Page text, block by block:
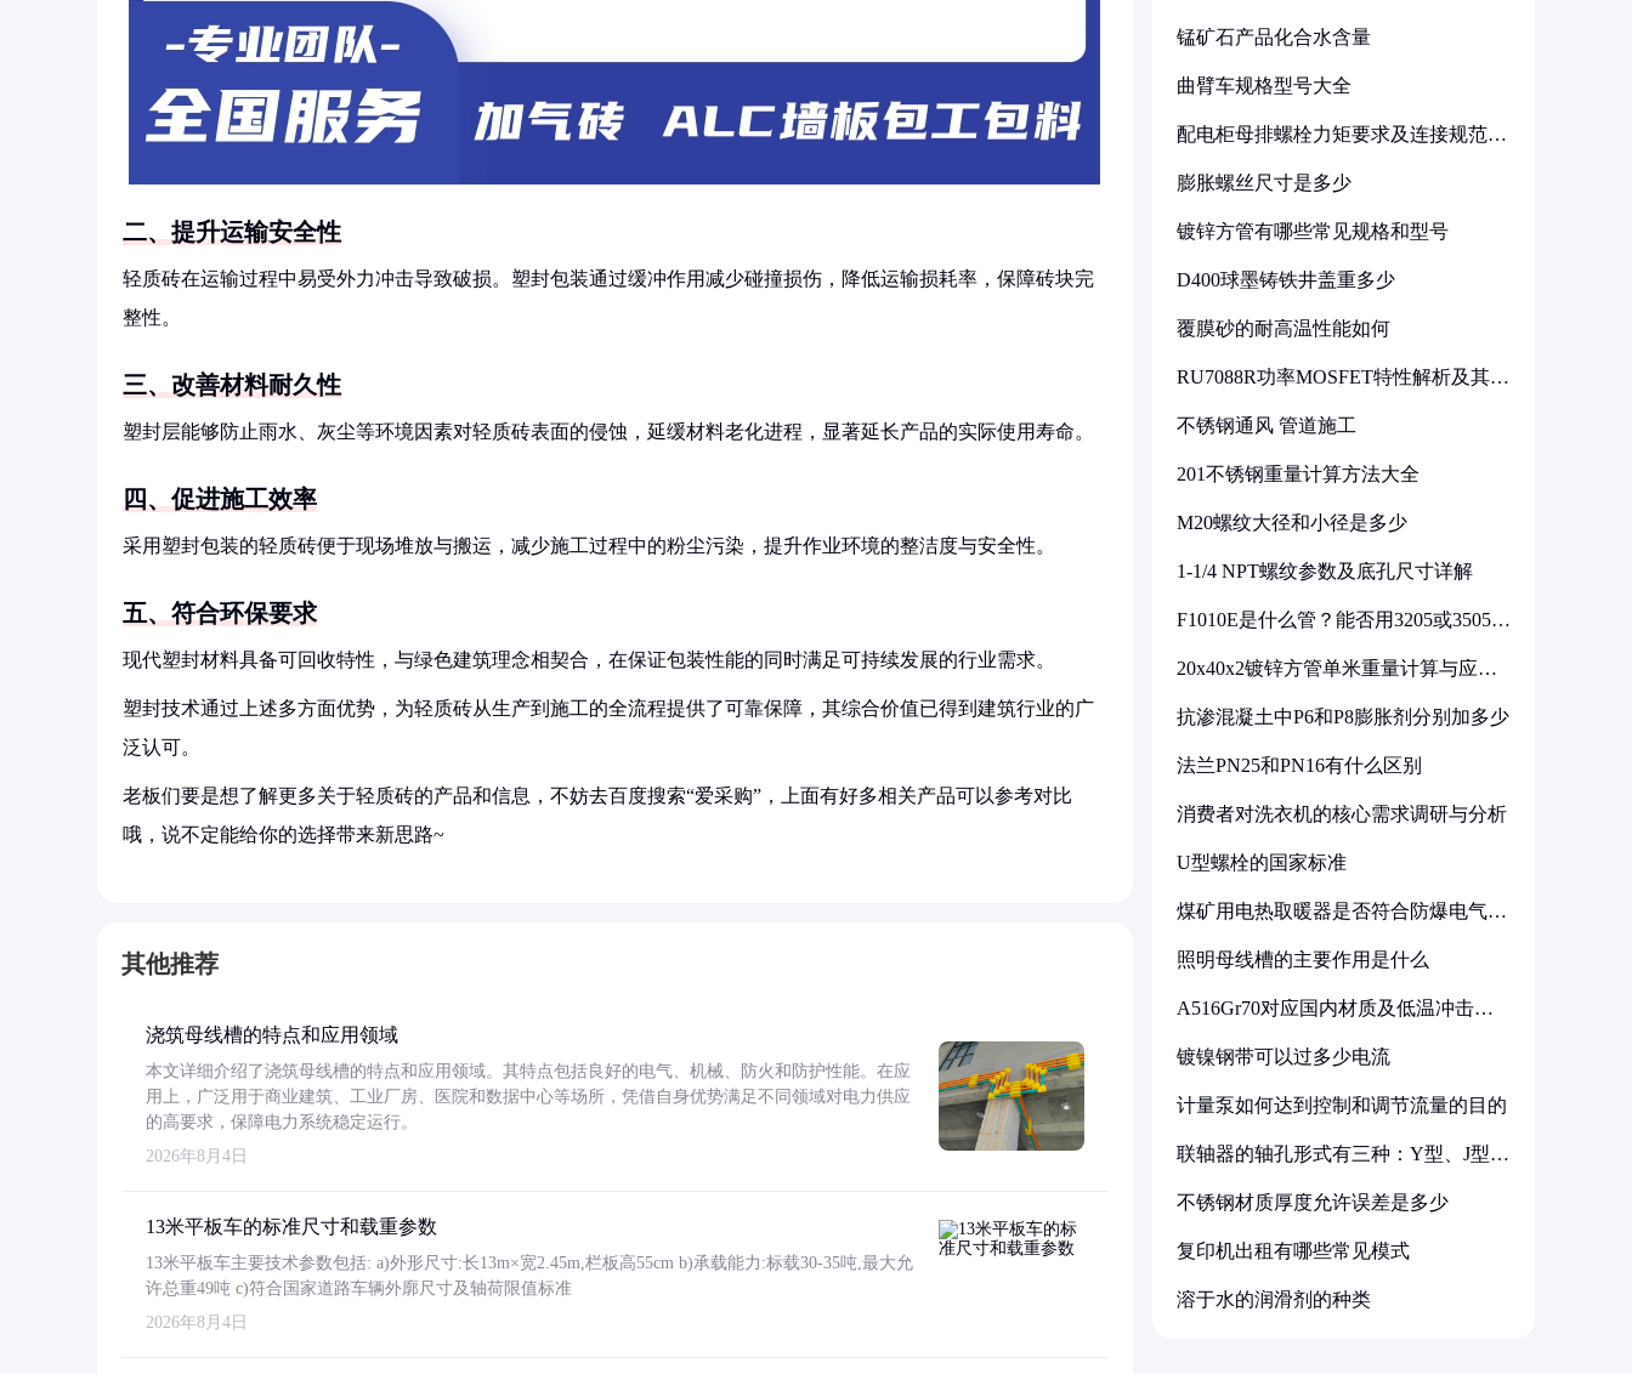
二、提升运输安全性
轻质砖在运输过程中易受外力冲击导致破损。塑封包装通过缓冲作用减少碰撞损伤，降低运输损耗率，保障砖块完
整性。
三、改善材料耐久性
塑封层能够防止雨水、灰尘等环境因素对轻质砖表面的侵蚀，延缓材料老化进程，显著延长产品的实际使用寿命。
四、促进施工效率
采用塑封包装的轻质砖便于现场堆放与搬运，减少施工过程中的粉尘污染，提升作业环境的整洁度与安全性。
五、符合环保要求
现代塑封材料具备可回收特性，与绿色建筑理念相契合，在保证包装性能的同时满足可持续发展的行业需求。
塑封技术通过上述多方面优势，为轻质砖从生产到施工的全流程提供了可靠保障，其综合价值已得到建筑行业的广
泛认可。
老板们要是想了解更多关于轻质砖的产品和信息，不妨去百度搜索“爱采购”，上面有好多相关产品可以参考对比
哦，说不定能给你的选择带来新思路~
其他推荐
浇筑母线槽的特点和应用领域
本文详细介绍了浇筑母线槽的特点和应用领域。其特点包括良好的电气、机械、防火和防护性能。在应
用上，广泛用于商业建筑、工业厂房、医院和数据中心等场所，凭借自身优势满足不同领域对电力供应
的高要求，保障电力系统稳定运行。
2026年8月4日
13米平板车的标准尺寸和载重参数
13米平板车主要技术参数包括: a)外形尺寸:长13m×宽2.45m,栏板高55cm b)承载能力:标载30-35吨,最大允
许总重49吨 c)符合国家道路车辆外廓尺寸及轴荷限值标准
2026年8月4日
锰矿石产品化合水含量
曲臂车规格型号大全
配电柜母排螺栓力矩要求及连接规范详
膨胀螺丝尺寸是多少
镀锌方管有哪些常见规格和型号
D400球墨铸铁井盖重多少
覆膜砂的耐高温性能如何
RU7088R功率MOSFET特性解析及其在
不锈钢通风 管道施工
201不锈钢重量计算方法大全
M20螺纹大径和小径是多少
1-1/4 NPT螺纹参数及底孔尺寸详解
F1010E是什么管？能否用3205或3505代
20x40x2镀锌方管单米重量计算与应用
抗渗混凝土中P6和P8膨胀剂分别加多少
法兰PN25和PN16有什么区别
消费者对洗衣机的核心需求调研与分析
U型螺栓的国家标准
煤矿用电热取暖器是否符合防爆电气设
照明母线槽的主要作用是什么
A516Gr70对应国内材质及低温冲击要
镀镍钢带可以过多少电流
计量泵如何达到控制和调节流量的目的
联轴器的轴孔形式有三种：Y型、J型、
不锈钢材质厚度允许误差是多少
复印机出租有哪些常见模式
溶于水的润滑剂的种类